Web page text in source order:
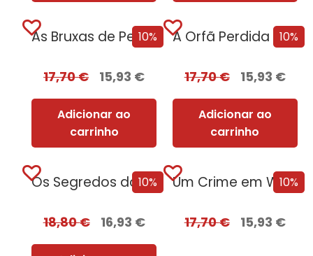
10%
As Bruxas de Pendle [Edição Autografada]
17,70€ 15,93 €
Adicionar ao
carrinho
10%
A Orfã Perdida [Edição Autografada]
17,70€ 15,93 €
Adicionar ao
carrinho
10%
Os Segredos do Profiling [Edição Autografada]
18,80€ 16,93 €
10%
Um Crime em Windsor [Edição Autografada]
17,70€ 15,93 €